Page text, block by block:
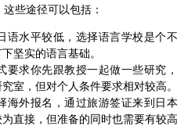
些途径可以包括：
语水平较低，选择语言学校是个不
坚实的语言基础。
要求你先跟教授一起做一些研究，
室，但对个人条件要求相对较高。
海外报名，通过旅游签证来到日本
直接，但准备的同时也需要有较高